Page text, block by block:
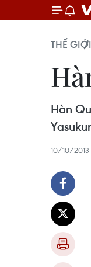
THẾ GIỚI
Hàn
10/10/2013